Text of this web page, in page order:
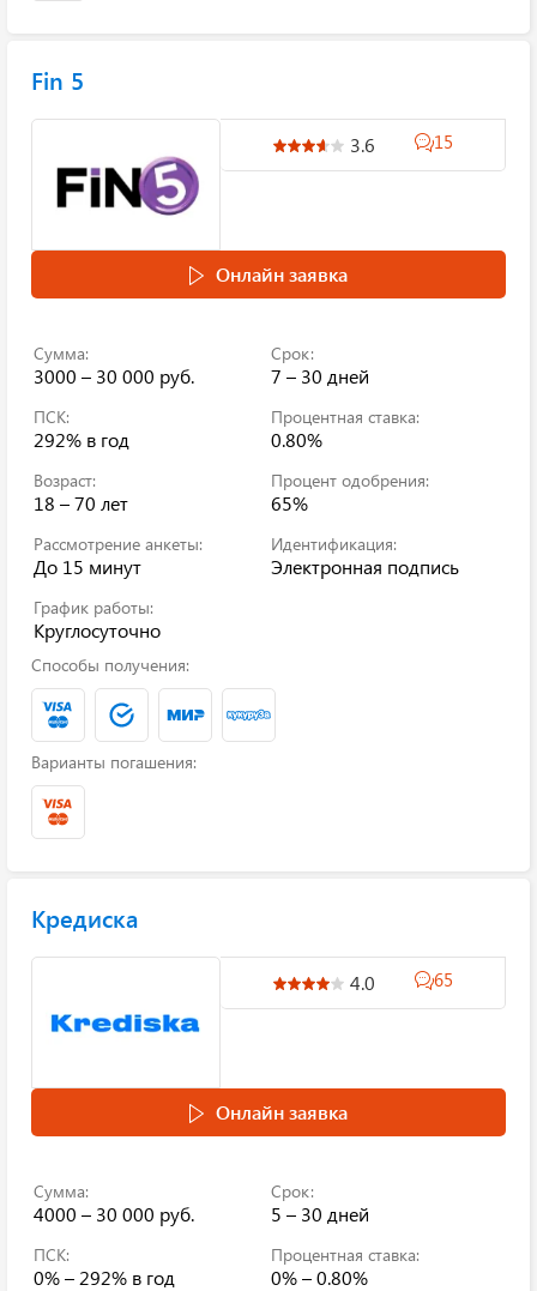
Fin 5
3.6 15
Онлайн заявка
Сумма:
3000 – 30 000 руб.
Срок:
7 – 30 дней
ПСК:
292% в год
Процентная ставка:
0.80%
Возраст:
18 – 70 лет
Процент одобрения:
65%
Рассмотрение анкеты:
До 15 минут
Идентификация:
Электронная подпись
График работы:
Круглосуточно
Способы получения:
Варианты погашения:
Кредиска
4.0 65
Онлайн заявка
Сумма:
4000 – 30 000 руб.
Срок:
5 – 30 дней
ПСК:
0% – 292% в год
Процентная ставка:
0% – 0.80%